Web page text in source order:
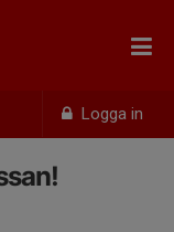
Logga in